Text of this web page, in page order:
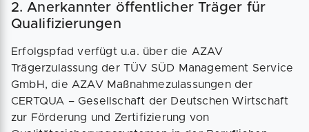
2. Anerkannter öffentlicher Träger für
Qualifizierungen
Erfolgspfad verfügt u.a. über die AZAV
Trägerzulassung der TÜV SÜD Management Service
GmbH, die AZAV Maßnahmezulassungen der
CERTQUA – Gesellschaft der Deutschen Wirtschaft
zur Förderung und Zertifizierung von